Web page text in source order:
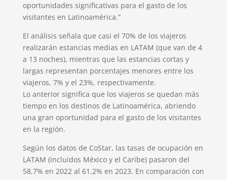
oportunidades significativas para el gasto de los
visitantes en Latinoamérica.”
El análisis señala que casi el 70% de los viajeros
realizarán estancias medias en LATAM (que van de 4
a 13 noches), mientras que las estancias cortas y
largas representan porcentajes menores entre los
viajeros, 7% y el 23%, respectivamente.
Lo anterior significa que los viajeros se quedan más
tiempo en los destinos de Latinoamérica, abriendo
una gran oportunidad para el gasto de los visitantes
en la región.
Según los datos de CoStar, las tasas de ocupación en
LATAM (incluidos México y el Caribe) pasaron del
58,7% en 2022 al 61,2% en 2023. En comparación con